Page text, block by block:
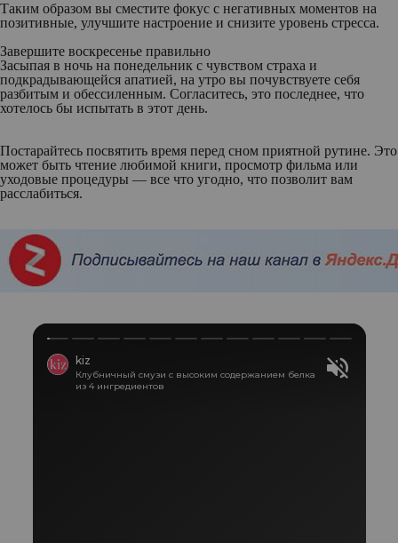
Таким образом вы сместите фокус с негативных моментов на
позитивные, улучшите настроение и снизите уровень стресса.
Завершите воскресенье правильно
Засыпая в ночь на понедельник с чувством страха и
подкрадывающейся апатией, на утро вы почувствуете себя
разбитым и обессиленным. Согласитесь, это последнее, что
хотелось бы испытать в этот день.
Постарайтесь посвятить время перед сном приятной рутине. Это
может быть чтение любимой книги, просмотр фильма или
уходовые процедуры — все что угодно, что позволит вам
расслабиться.